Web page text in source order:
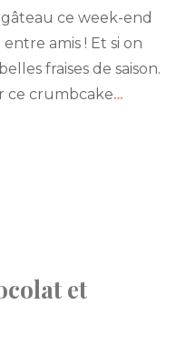
ce week-end
amis ! Et si on
fraises de saison.
ce crumbcake…
et